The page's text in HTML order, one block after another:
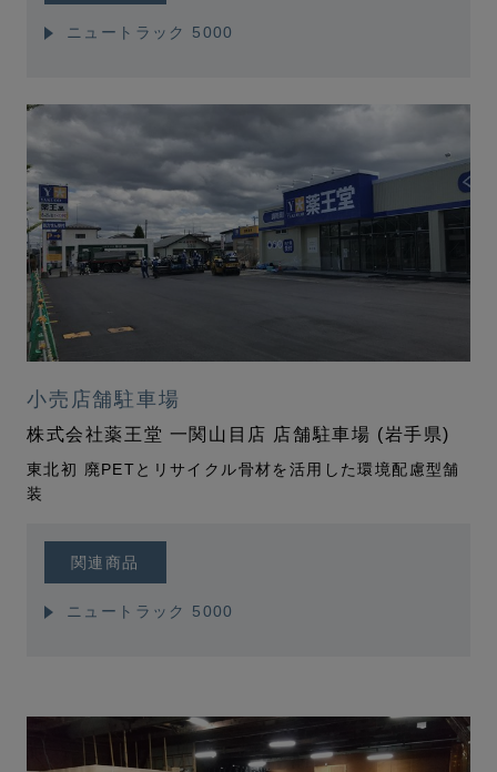
ニュートラック 5000
小売店舗駐車場
株式会社薬王堂 一関山目店 店舗駐車場 (岩手県)
東北初 廃PETとリサイクル骨材を活用した環境配慮型舗
装
関連商品
ニュートラック 5000